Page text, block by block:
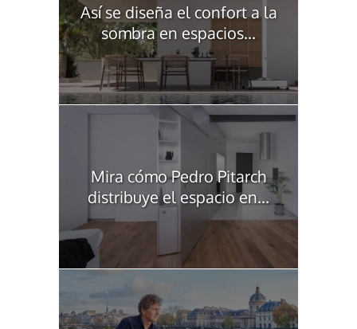
Así se diseña el confort a la
sombra en espacios...
Mira cómo Pedro Pitarch
distribuye el espacio en...